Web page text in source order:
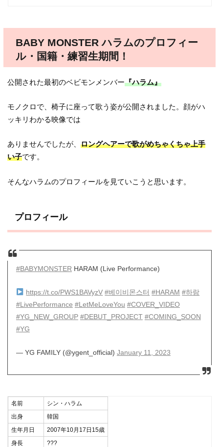
BABY MONSTER ハラムのプロフィー
ル・国籍・練習生期間！
公開された最初のベビモンメンバー『ハラム』
モノクロで、椅子に座って歌う姿が公開されました。顔がハ
ッキリわかる映像では
ありませんでしたが、ロングヘアーで歌がめちゃくちゃ上手
い子です。
そんなハラムのプロフィールを見ていこうと思います。
プロフィール
#BABYMONSTER HARAM (Live Performance)
https://t.co/PWS1BAVyzV #베이비몬스터 #HARAM #하람
#LivePerformance #LetMeLoveYou #COVER_VIDEO
#YG_NEW_GROUP #DEBUT_PROJECT #COMING_SOON
#YG
— YG FAMILY (@ygent_official) January 11, 2023
名前
シン・ハラム
出身
韓国
生年月日
2007年10月17日15歳
身長
???